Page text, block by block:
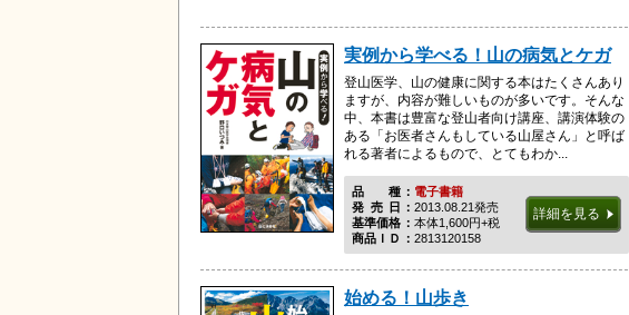
実例から学べる！山の病気とケガ
登山医学、山の健康に関する本はたくさんあり
ますが、内容が難しいものが多いです。そんな
中、本書は豊富な登山者向け講座、講演体験の
ある「お医者さんもしている山屋さん」と呼ば
れる著者によるもので、とてもわか...
品種電子書籍
発売日 2013.08.21発売
基準価格
本体1,600円+税
商品ＩＤ
2813120158
詳細を見る
始める！山歩き